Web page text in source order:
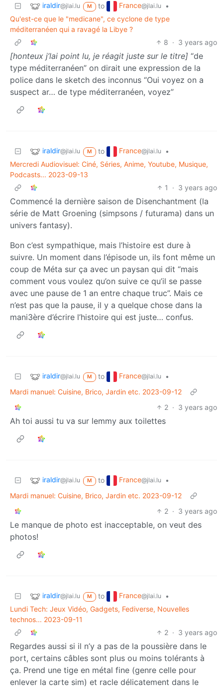
iraldir@jlai.lu M to France@jlai.lu
•
Qu'est-ce que le "medicane", ce cyclone de type
méditerranéen qui a ravagé la Libye ?
8 · 3 years ago
[honteux j’lai point lu, je réagit juste sur le titre] “de
type méditerranéen” on dirait une expression de la
police dans le sketch des inconnus “Oui voyez on a
suspect ar… de type méditerranéen, voyez”
iraldir@jlai.lu M to France@jlai.lu
•
Mercredi Audiovisuel: Ciné, Séries, Anime, Youtube, Musique,
Podcasts... 2023-09-13
1
· 3 years ago
Commencé la dernière saison de Disenchantment (la
série de Matt Groening (simpsons / futurama) dans un
univers fantasy).
Bon c’est sympathique, mais l’histoire est dure à
suivre. Un moment dans l’épisode un, ils font même un
coup de Méta sur ça avec un paysan qui dit “mais
comment vous voulez qu’on suive ce qu’il se passe
avec une pause de 1 an entre chaque truc”. Mais ce
n’est pas que la pause, il y a quelque chose dans la
mani3ère d’écrire l’histoire qui est juste… confus.
iraldir@jlai.lu M to France@jlai.lu
•
Mardi manuel: Cuisine, Brico, Jardin etc. 2023-09-12
2 · 3 years ago
Ah toi aussi tu va sur lemmy aux toilettes
iraldir@jlai.lu M to France@jlai.lu
•
Mardi manuel: Cuisine, Brico, Jardin etc. 2023-09-12
2 · 3 years ago
Le manque de photo est inacceptable, on veut des
photos!
iraldir@jlai.lu M to France@jlai.lu
•
Lundi Tech: Jeux Vidéo, Gadgets, Fediverse, Nouvelles
technos... 2023-09-11
2 · 3 years ago
Regardes aussi si il n’y a pas de la poussière dans le
port, certains câbles sont plus ou moins tolérants à
ça. Prend une tige en métal fine (genre celle pour
enlever la carte sim) et racle délicatement dans le